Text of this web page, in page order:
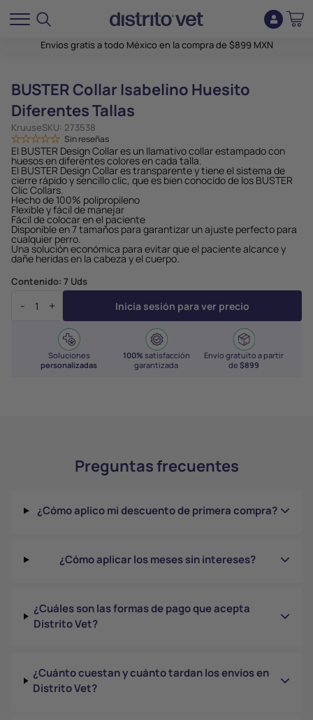
Envíos gratis a todo México en la compra de $899 MXN
BUSTER Collar Isabelino Huesito
Diferentes Tallas
KruuseSKU: 273538
Sin reseñas
El BUSTER Design Collar es un llamativo collar estampado con
huesos en diferentes colores en cada talla.
El BUSTER Design Collar es transparente y tiene el sistema de
cierre rápido y sencillo clic, que es bien conocido de los BUSTER
Clic Collars.
Hecho de 100% polipropileno
Flexible y fácil de manejar
Fácil de colocar en el paciente
Disponible en 7 tamaños para garantizar un ajuste perfecto para
cualquier perro.
Una solución económica para evitar que el paciente alcance y
dañe heridas en la cabeza y el cuerpo.
Contenido: 7 Uds
- + Inicia sesión para ver precio
Soluciones
personalizadas
100% satisfacción
garantizada
Envío gratuito a partir
de$899
Preguntas frecuentes
¿Cómo aplico mi descuento de primera compra?
¿Cómo aplicar los meses sin intereses?
¿Cuáles son las formas de pago que acepta
Distrito Vet?
¿Cuánto cuestan y cuánto tardan los envíos en
Distrito Vet?